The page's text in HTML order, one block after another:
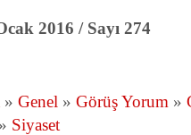
2016 / Sayı 274
» Genel » Görüş Yorum »
Siyaset